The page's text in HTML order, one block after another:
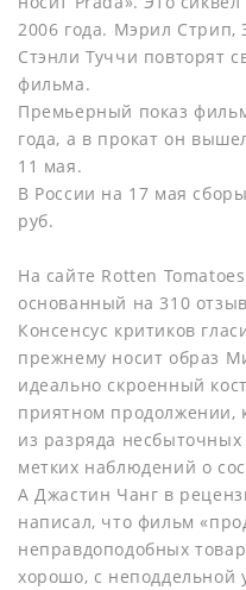
2006 года. Мэрил Стрип,
Стэнли Туччи повторят
фильма.
Премьерный показ
года, а в прокат он
11 мая.
В России на 17 мая
руб.
На сайте Rotten
основанный на 310
Консенсус критиков
прежнему носит образ
идеально скроенный
приятном продолжении,
из разряда
метких наблюдений о
А Джастин Чанг в
написал, что фильм
неправдоподобных
хорошо, с неподдельной